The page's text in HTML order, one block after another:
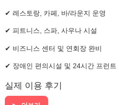
✔ 레스토랑, 카페, 바/라운지 운영
✔ 피트니스, 스파, 사우나 시설
✔ 비즈니스 센터 및 연회장 완비
✔ 장애인 편의시설 및 24시간 프런트
실제 이용 후기